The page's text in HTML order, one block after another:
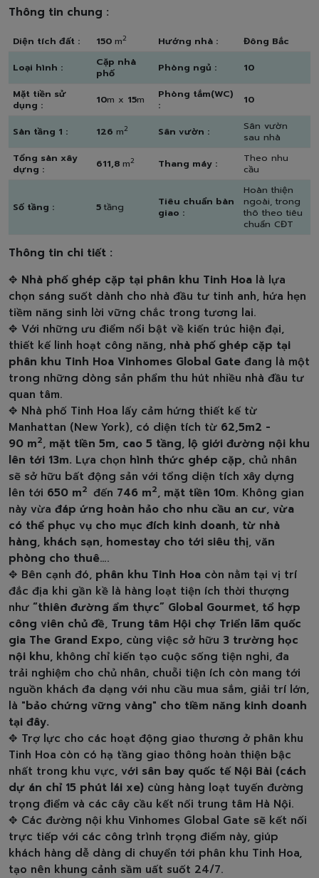
Thông tin chung :
Diện tích đất : 150m2 Hướng nhà :
Đông Bắc
Loại hình :
Cặp nhà
phố
Phòng ngủ :
10
Mặt tiền sử
dụng :
10m x 15m
Phòng tắm(WC)
:
10
Sàn tầng 1 : 126m2 Sân vườn :
Sân vườn
sau nhà
Tổng sàn xây
dựng :
611,8m2 Thang máy :
Theo nhu
cầu
Số tầng : 5tầng
Tiêu chuẩn bàn
giao :
Hoàn thiện
ngoài, trong
thô theo tiêu
chuẩn CĐT
Thông tin chi tiết :
✥ Nhà phố ghép cặp tại phân khu Tinh Hoa là lựa
chọn sáng suốt dành cho nhà đầu tư tinh anh, hứa hẹn
tiềm năng sinh lời vững chắc trong tương lai.
✥ Với những ưu điểm nổi bật về kiến trúc hiện đại,
thiết kế linh hoạt công năng, nhà phố ghép cặp tại
phân khu Tinh Hoa Vinhomes Global Gate đang là một
trong những dòng sản phẩm thu hút nhiều nhà đầu tư
quan tâm.
✥ Nhà phố Tinh Hoa lấy cảm hứng thiết kế từ
Manhattan (New York), có diện tích từ 62,5m2 -
90 m2, mặt tiền 5m, cao 5 tầng, lộ giới đường nội khu
lên tới 13m. Lựa chọn hình thức ghép cặp, chủ nhân
sẽ sở hữu bất động sản với tổng diện tích xây dựng
lên tới 650 m2 đến 746 m2, mặt tiền 10m. Không gian
này vừa đáp ứng hoàn hảo cho nhu cầu an cư, vừa
có thể phục vụ cho mục đích kinh doanh, từ nhà
hàng, khách sạn, homestay cho tới siêu thị, văn
phòng cho thuê….
✥ Bên cạnh đó, phân khu Tinh Hoa còn nằm tại vị trí
đắc địa khi gần kề là hàng loạt tiện ích thời thượng
như “thiên đường ẩm thực” Global Gourmet, tổ hợp
công viên chủ đề, Trung tâm Hội chợ Triển lãm quốc
gia The Grand Expo, cùng việc sở hữu 3 trường học
nội khu, không chỉ kiến tạo cuộc sống tiện nghi, đa
trải nghiệm cho chủ nhân, chuỗi tiện ích còn mang tới
nguồn khách đa dạng với nhu cầu mua sắm, giải trí lớn,
là "bảo chứng vững vàng" cho tiềm năng kinh doanh
tại đây.
✥ Trợ lực cho các hoạt động giao thương ở phân khu
Tinh Hoa còn có hạ tầng giao thông hoàn thiện bậc
nhất trong khu vực, với sân bay quốc tế Nội Bài (cách
dự án chỉ 15 phút lái xe) cùng hàng loạt tuyến đường
trọng điểm và các cây cầu kết nối trung tâm Hà Nội.
✥ Các đường nội khu Vinhomes Global Gate sẽ kết nối
trực tiếp với các công trình trọng điểm này, giúp
khách hàng dễ dàng di chuyển tới phân khu Tinh Hoa,
tạo nên khung cảnh sầm uất suốt 24/7.